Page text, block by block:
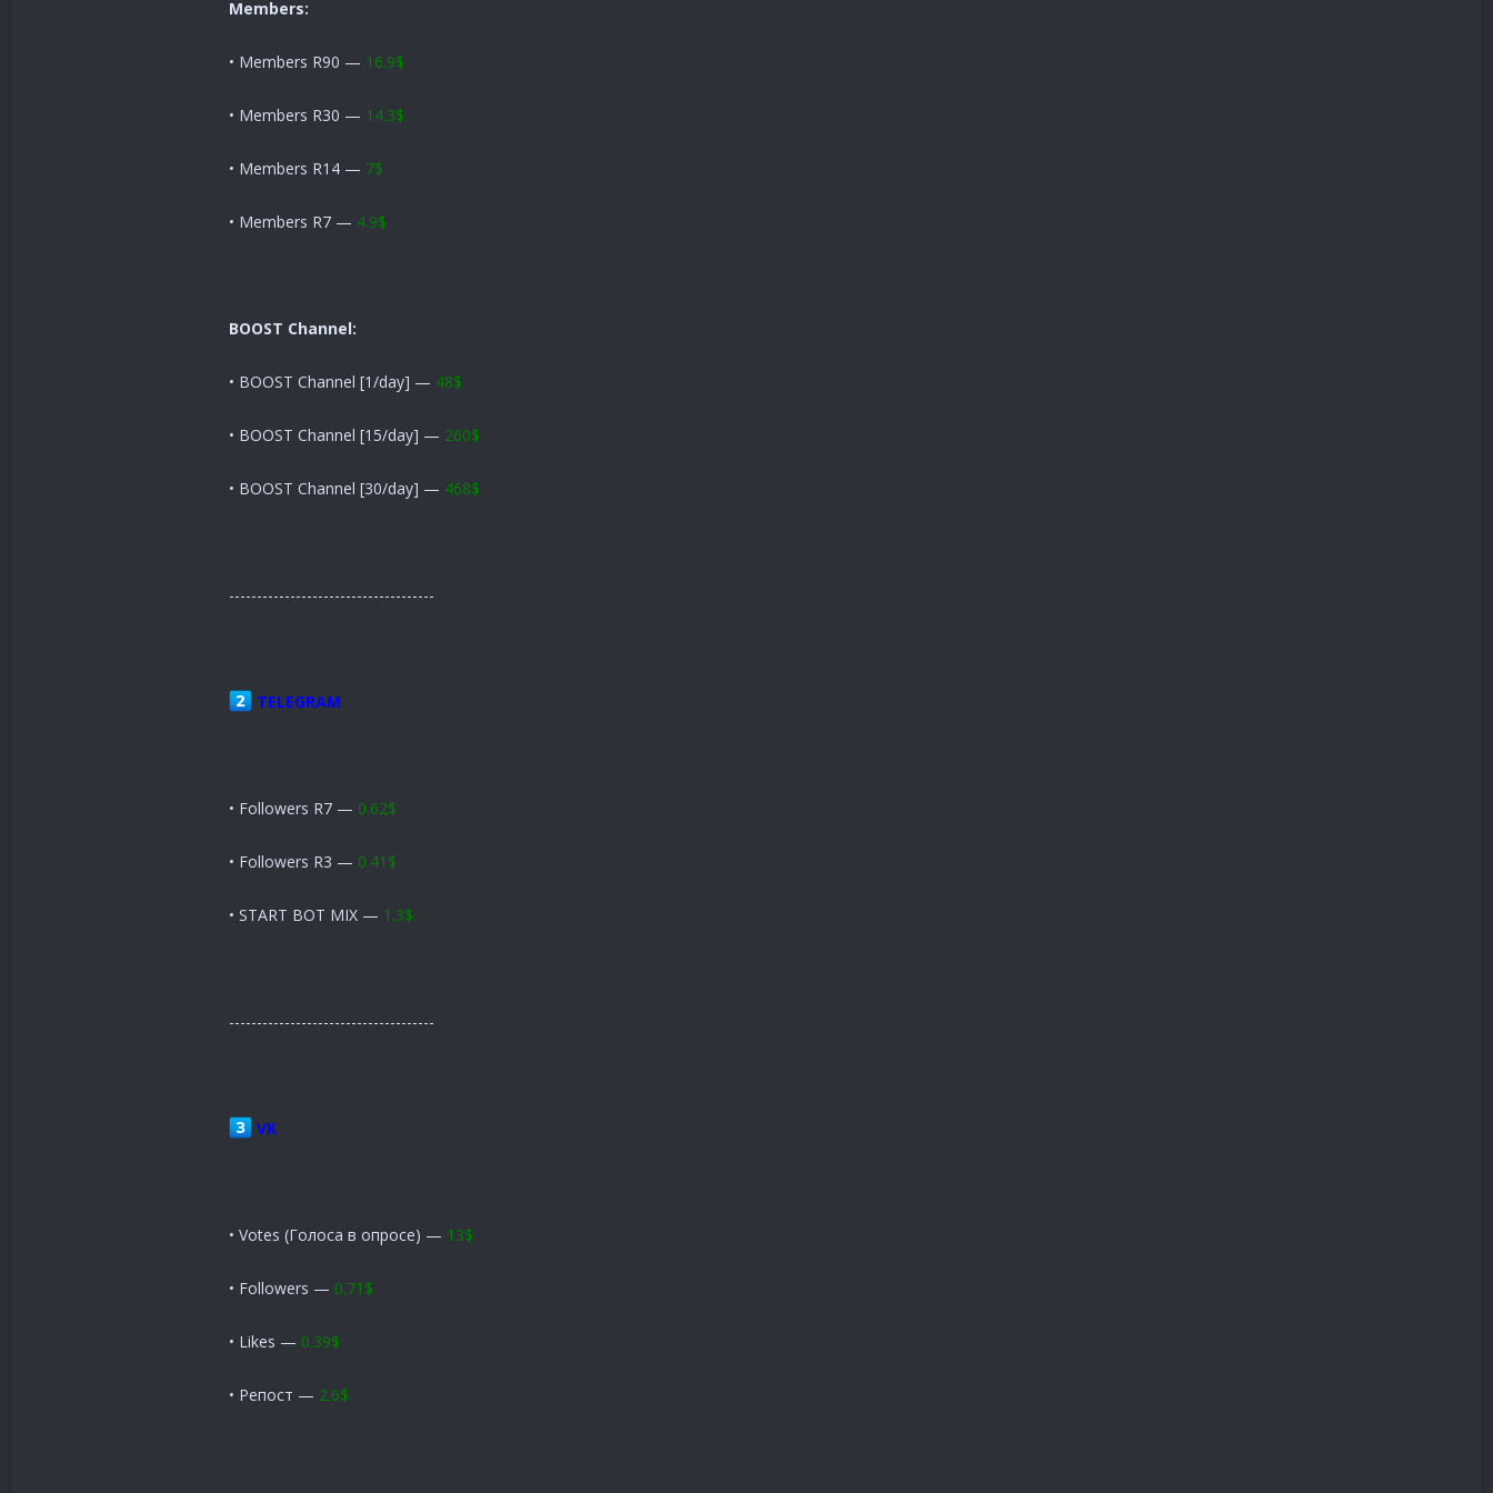
Members:
• Members R90 — 16.9$
• Members R30 — 14.3$
• Members R14 — 7$
• Members R7 — 4.9$
BOOST Channel:
• BOOST Channel [1/day] — 48$
• BOOST Channel [15/day] — 260$
• BOOST Channel [30/day] — 468$
-------------------------------------
TELEGRAM
• Followers R7 — 0.62$
• Followers R3 — 0.41$
• START BOT MIX — 1.3$
-------------------------------------
VK
• Votes (Голоса в опросе) — 13$
• Followers — 0.71$
• Likes — 0.39$
• Репост — 2.6$